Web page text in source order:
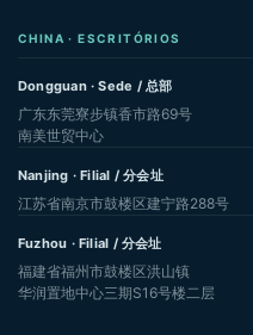
CHINA · ESCRITÓRIOS
Dongguan · Sede / 总部
广东东莞寮步镇香市路69号
南美世贸中心
Nanjing · Filial / 分会址
江苏省南京市鼓楼区建宁路288号
Fuzhou · Filial / 分会址
福建省福州市鼓楼区洪山镇
华润置地中心三期S16号楼二层